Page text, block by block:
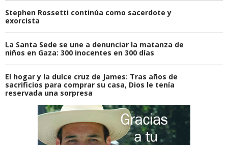
Stephen Rossetti continúa como sacerdote y
exorcista
La Santa Sede se une a denunciar la matanza de
niños en Gaza: 300 inocentes en 300 días
El hogar y la dulce cruz de James: Tras años de
sacrificios para comprar su casa, Dios le tenía
reservada una sorpresa